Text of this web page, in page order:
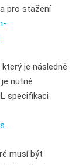
pro stažení
je následně
nutné
specifikaci
musí být